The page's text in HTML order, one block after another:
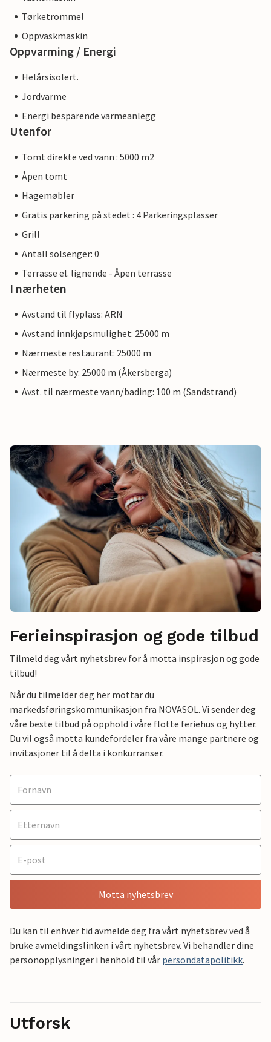
Tørketrommel
Oppvaskmaskin
Oppvarming / Energi
Helårsisolert.
Jordvarme
Energi besparende varmeanlegg
Utenfor
Tomt direkte ved vann : 5000 m2
Åpen tomt
Hagemøbler
Gratis parkering på stedet : 4 Parkeringsplasser
Grill
Antall solsenger: 0
Terrasse el. lignende - Åpen terrasse
I nærheten
Avstand til flyplass: ARN
Avstand innkjøpsmulighet: 25000 m
Nærmeste restaurant: 25000 m
Nærmeste by: 25000 m (Åkersberga)
Avst. til nærmeste vann/bading: 100 m (Sandstrand)
Ferieinspirasjon og gode tilbud
Tilmeld deg vårt nyhetsbrev for å motta inspirasjon og gode
tilbud!
Når du tilmelder deg her mottar du
markedsføringskommunikasjon fra NOVASOL. Vi sender deg
våre beste tilbud på opphold i våre flotte feriehus og hytter.
Du vil også motta kundefordeler fra våre mange partnere og
invitasjoner til å delta i konkurranser.
Motta nyhetsbrev
Du kan til enhver tid avmelde deg fra vårt nyhetsbrev ved å
bruke avmeldingslinken i vårt nyhetsbrev. Vi behandler dine
personopplysninger i henhold til vår persondatapolitikk.
Utforsk